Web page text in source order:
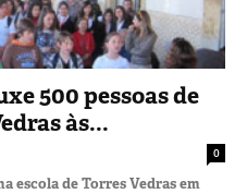
500 pessoas de
às...
0
escola de Torres Vedras em